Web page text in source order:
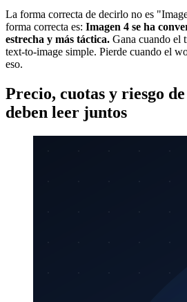
La forma correcta de decirlo no es
forma correcta es: Imagen 4 se ha
estrecha y más táctica. Gana cuando el
text-to-image simple. Pierde cuando el
eso.
Precio, cuotas y riesgo
deben leer juntos